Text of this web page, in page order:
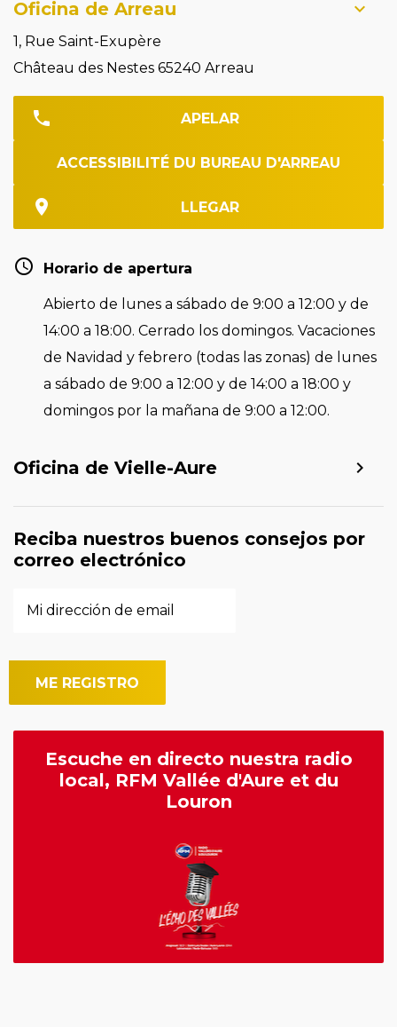
Oficina de Arreau
1, Rue Saint-Exupère
Château des Nestes 65240 Arreau
APELAR
ACCESSIBILITÉ DU BUREAU D'ARREAU
LLEGAR
Horario de apertura
Abierto de lunes a sábado de 9:00 a 12:00 y de
14:00 a 18:00. Cerrado los domingos. Vacaciones
de Navidad y febrero (todas las zonas) de lunes
a sábado de 9:00 a 12:00 y de 14:00 a 18:00 y
domingos por la mañana de 9:00 a 12:00.
Oficina de Vielle-Aure
Reciba nuestros buenos consejos por
correo electrónico
Escuche en directo nuestra radio
local, RFM Vallée d'Aure et du
Louron